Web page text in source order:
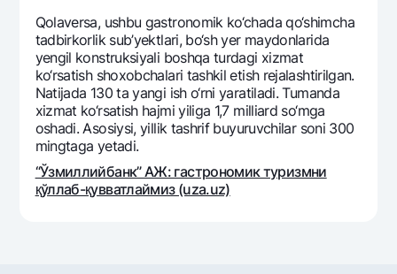
Qolavеrsa, ushbu gastronomik ko‘chada qo‘shimcha
tadbirkorlik sub’yektlari, bo‘sh yer maydonlarida
yengil konstruksiyali boshqa turdagi xizmat
ko‘rsatish shoxobchalari tashkil etish rеjalashtirilgan.
Natijada 130 ta yangi ish o‘rni yaratiladi. Tumanda
xizmat ko‘rsatish hajmi yiliga 1,7 milliard so‘mga
oshadi. Asosiysi, yillik tashrif buyuruvchilar soni 300
mingtaga yetadi.
“Ўзмиллийбанк” АЖ: гастрономик туризмни
қўллаб-қувватлаймиз (uza.uz)